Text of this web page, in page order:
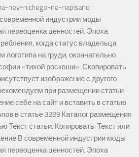
ney-nichego-ne-napisano
индустрии моды
переоценка ценностей. Эпоха
когда статус владельца
логотипа на груди, окончательно
«тихой роскоши». Скопировать
изображение с другого
при размещении статьи
себе на сайт и вставить в статью
в статье 3289 Каталог размещения
Текст статьи: Копировать: Текст или
В современной индустрии моды
переоценка ценностей. Эпоха